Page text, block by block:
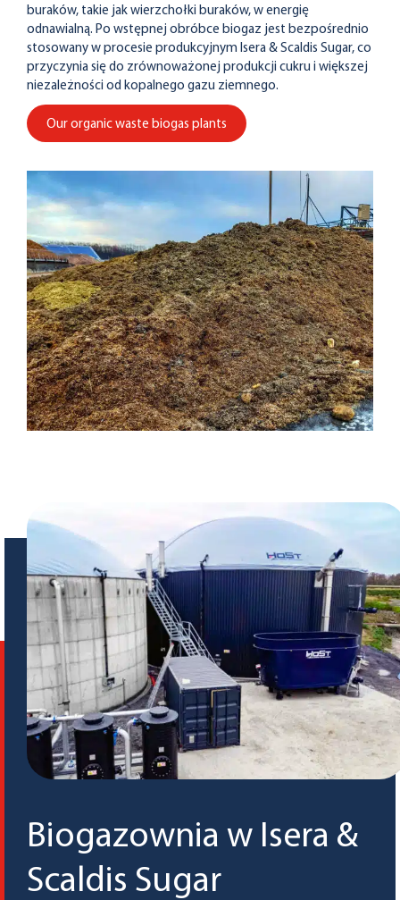
buraków, takie jak wierzchołki buraków, w energię
odnawialną. Po wstępnej obróbce biogaz jest bezpośrednio
stosowany w procesie produkcyjnym Isera & Scaldis Sugar, co
przyczynia się do zrównoważonej produkcji cukru i większej
niezależności od kopalnego gazu ziemnego.
Our organic waste biogas plants
Biogazownia w Isera &
Scaldis Sugar